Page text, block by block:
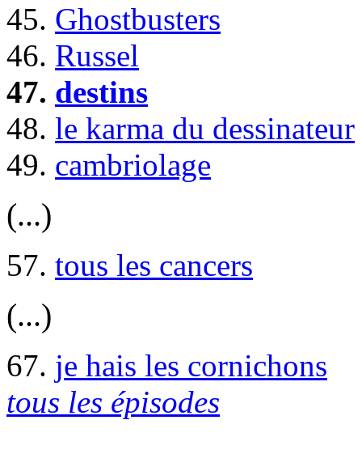
45. Ghostbusters
46. Russel
47. destins
48. le karma du dessinateur
49. cambriolage
(...)
57. tous les cancers
(...)
67. je hais les cornichons
tous les épisodes